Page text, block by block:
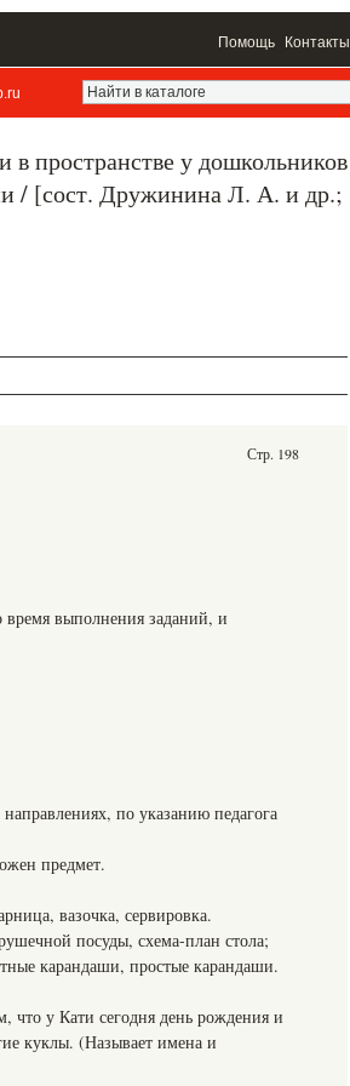
Помощь Контакты
пространстве у дошкольников
/ [сост. Дружинина Л. А. и др.;
Стр. 198
время выполнения заданий, и
по указанию педагога
предмет.
вазочка, сервировка.
посуды, схема-план стола;
карандаши, простые карандаши.
что у Кати сегодня день рождения и
куклы. (Называет имена и